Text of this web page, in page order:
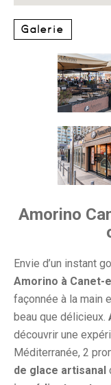
Galerie
Amorino
Envie d’un instant
Amorino à Canet-
façonnée à la main
beau que délicieux.
découvrir une
Méditerranée, 2
de glace artisanal